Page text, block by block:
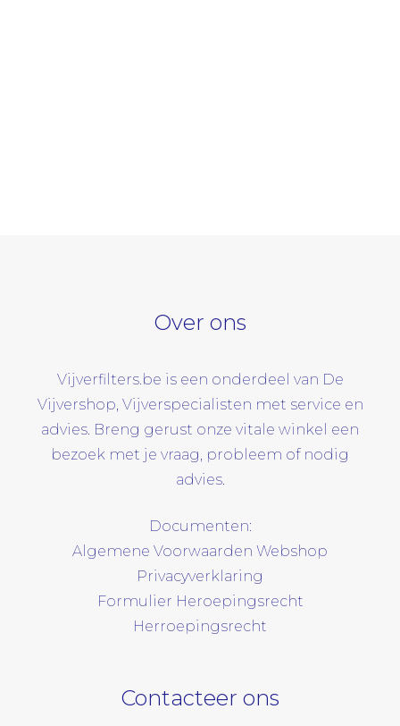
Over ons
Vijverfilters.be is een onderdeel van De
Vijvershop, Vijverspecialisten met service en
advies. Breng gerust onze vitale winkel een
bezoek met je vraag, probleem of nodig
advies.
Documenten:
Algemene Voorwaarden Webshop
Privacyverklaring
Formulier Heroepingsrecht
Herroepingsrecht
Contacteer ons